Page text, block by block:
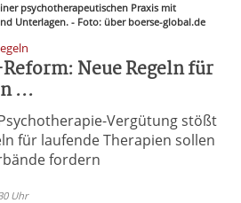
psychotherapeutischen Praxis mit
Unterlagen. - Foto: über boerse-global.de
Neue Regeln für
...
Vergütung stößt
für laufende Therapien sollen
fordern
Uhr